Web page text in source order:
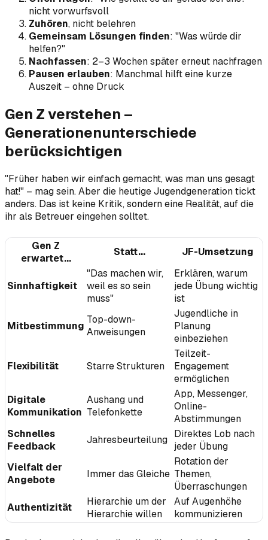
nicht vorwurfsvoll
Zuhören, nicht belehren
Gemeinsam Lösungen finden: "Was würde dir
helfen?"
Nachfassen: 2–3 Wochen später erneut nachfragen
Pausen erlauben: Manchmal hilft eine kurze
Auszeit – ohne Druck
Gen Z verstehen –
Generationenunterschiede
berücksichtigen
"Früher haben wir einfach gemacht, was man uns gesagt
hat!" – mag sein. Aber die heutige Jugendgeneration tickt
anders. Das ist keine Kritik, sondern eine Realität, auf die
ihr als Betreuer eingehen solltet.
Gen Z
erwartet...
Statt... JF-Umsetzung
Sinnhaftigkeit
"Das machen wir,
weil es so sein
muss"
Erklären, warum
jede Übung wichtig
ist
Mitbestimmung
Top-down-
Anweisungen
Jugendliche in
Planung
einbeziehen
Flexibilität Starre Strukturen
Teilzeit-
Engagement
ermöglichen
Digitale
Kommunikation
Aushang und
Telefonkette
App, Messenger,
Online-
Abstimmungen
Schnelles
Feedback
Jahresbeurteilung Direktes Lob nach
jeder Übung
Vielfalt der
Angebote
Immer das Gleiche
Rotation der
Themen,
Überraschungen
Authentizität
Hierarchie um der
Hierarchie willen
Auf Augenhöhe
kommunizieren